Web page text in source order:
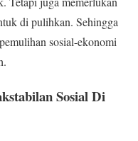
di pulihkan. Sehingga
sosial-ekonomi
Sosial Di